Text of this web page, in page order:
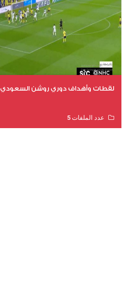
لقطات وأهداف دوري روشن السعودي
عدد الملفات 5